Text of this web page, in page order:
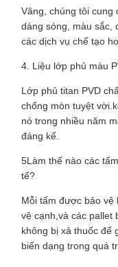
Vâng, chúng tôi cung
dáng sóng, màu sắc,
các dịch vụ chế tạo
4. Liệu lớp phủ màu
Lớp phủ titan PVD
chống mòn tuyệt
nó trong nhiều năm
đáng kể.
5Làm thế nào các
tế?
Mỗi tấm được bảo vệ
vệ cạnh,và các pallet
không bị xả thuốc để
biến dạng trong quá